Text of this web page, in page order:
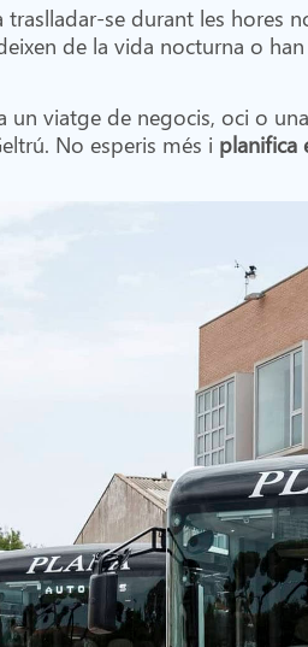
traslladar-se durant les hores
de la vida nocturna o
un viatge de negocis, oci o
No esperis més i planifica